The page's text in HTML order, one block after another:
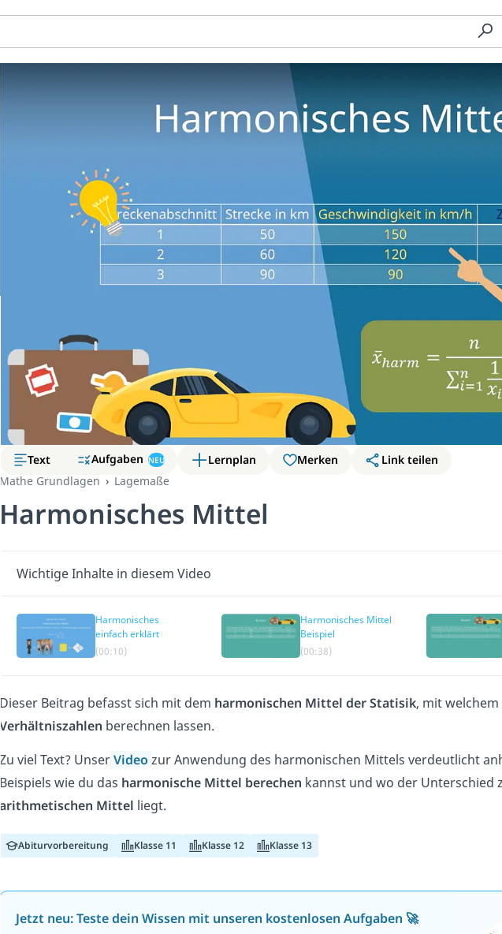
Text Aufgaben NEU Lernplan Merken
Link teilen
Mathe Grundlagen
Lagemaße
Harmonisches Mittel
Wichtige Inhalte in diesem Video
Harmonisches
einfach erklärt
(00:10)
Harmonisches Mittel
Beispiel
(00:38)
Dieser Beitrag befasst sich mit dem harmonischen Mittel der Statisik, mit
Verhältniszahlen berechnen lassen.
Zu viel Text? UnserVideo zur Anwendung des harmonischen Mittels verdeutlicht
Beispiels wie du das harmonische Mittel berechen kannst und wo der Unterschied
arithmetischen Mittel liegt.
Abiturvorbereitung Klasse 11 Klasse 12 Klasse 13
Jetzt neu: Teste dein Wissen mit unseren kostenlosen Aufgaben 🚀